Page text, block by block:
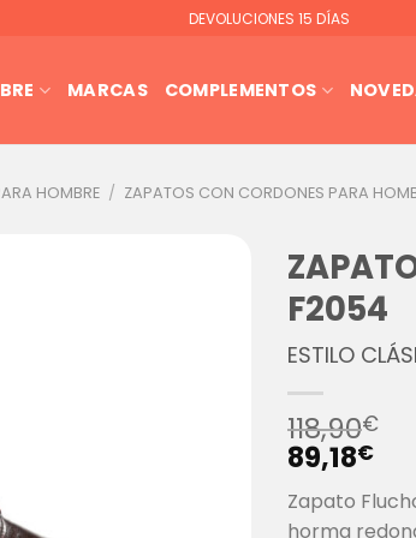
DEVOLUCIONES 15 DÍAS
MARCAS COMPLEMENTOS
HOMBRE / ZAPATOS CON CORDONES PARA
F2054
ESTILO
118,90€
89,18€
Zapato
horma